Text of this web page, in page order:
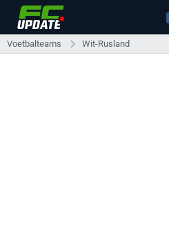
Voetbalteams Wit-Rusland